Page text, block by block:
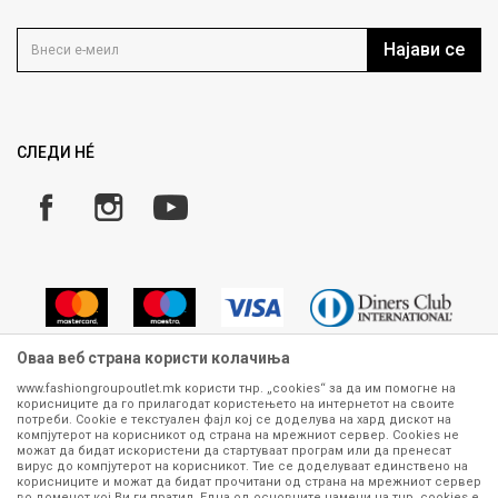
Кариера
Како да купите
Замена и рефундација на производи
Плаќање
Најави се
СЛЕДИ НÉ
Сите информации околу производите кои се изложени на нашата
онлајн продавница се стремиме да бидат конкретни, точни и прецизни,
меѓутоа не можеме да гарантираме дека се без ниту една грешка или
пак дека сите производи во моментот се достапни на залиха.
Фотографиите се најверодостојниот приказ на производот. Доколку
Оваа веб страна користи колачиња
www.fashiongroupoutlet.mk користи тнр. „cookies“ за да им помогне на
корисниците да го прилагодат користењето на интернетот на своите
потреби. Cookie е текстуален фајл кој се доделува на хард дискот на
компјутерот на корисникот од страна на мрежниот сервер. Cookies не
можат да бидат искористени да стартуваат програм или да пренесат
вирус до компјутерот на корисникот. Тие се доделуваат единствено на
корисниците и можат да бидат прочитани од страна на мрежниот сервер